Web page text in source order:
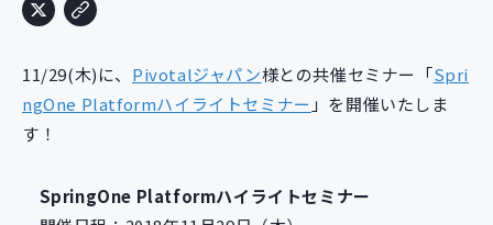
システム構築支援
研修サービス
定型コース 新入社員コース
カスタマイズコース
新規開発サービス
11/29(木)に、 Pivotalジャパン様との共催セミナー「Spri
ngOne Platformハイライトセミナー 」を開催いたしま
す！
SpringOne Platformハイライトセミナー